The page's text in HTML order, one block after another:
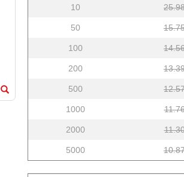
10
50
100
200
500
1000
2000
5000